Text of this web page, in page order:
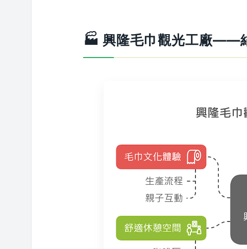
🏭 興隆毛巾觀光工廠——